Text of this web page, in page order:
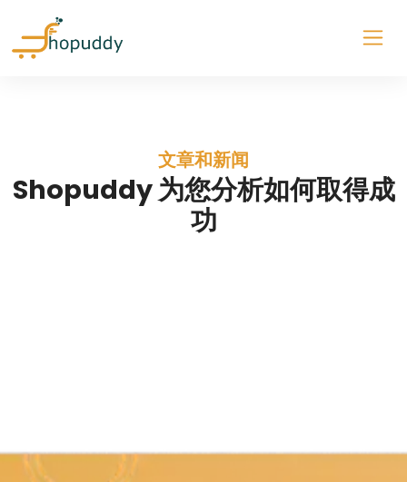
文章和新闻
Shopuddy 为您分析如何取得成
功